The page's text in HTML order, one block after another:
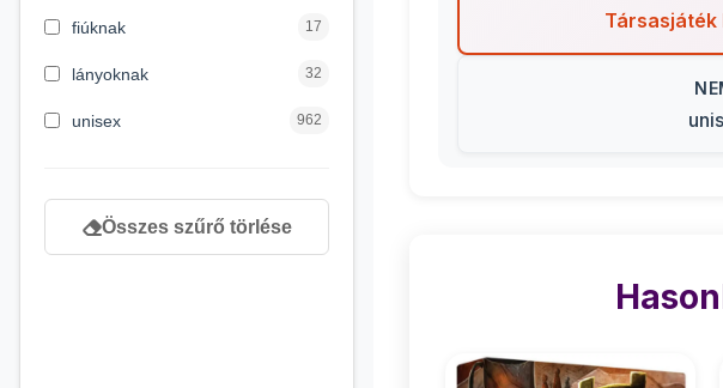
7 éves kortól 53
fiúknak 17
lányoknak 32
unisex 962
Összes szűrő törlése